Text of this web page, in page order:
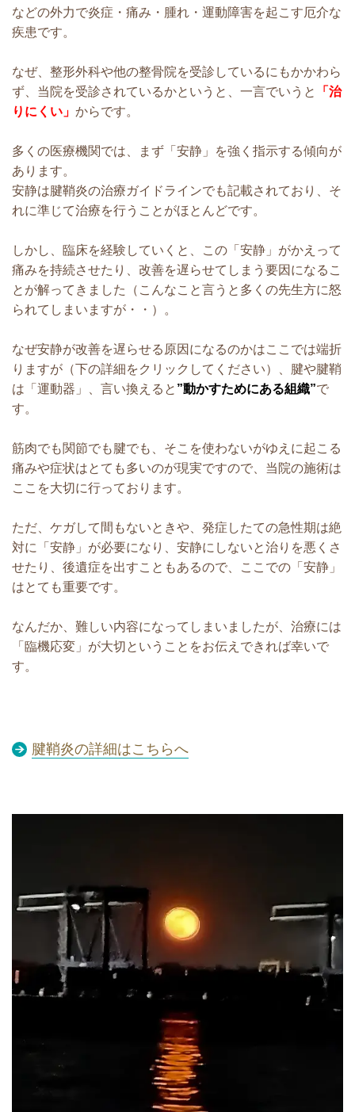
などの外力で炎症・痛み・腫れ・運動障害を起こす厄介な
疾患です。
なぜ、整形外科や他の整骨院を受診しているにもかかわら
ず、当院を受診されているかというと、一言でいうと
「治
りにくい」 からです。
多くの医療機関では、まず「安静」を強く指示する傾向が
あります。
安静は腱鞘炎の治療ガイドラインでも記載されており、そ
れに準じて治療を行うことがほとんどです。
しかし、臨床を経験していくと、この「安静」がかえって
痛みを持続させたり、改善を遅らせてしまう要因になるこ
とが解ってきました（こんなこと言うと多くの先生方に怒
られてしまいますが・・）。
なぜ安静が改善を遅らせる原因になるのかはここでは端折
りますが（下の詳細をクリックしてください）、腱や腱鞘
は「運動器」、言い換えると ”動かすためにある組織”で
す。
筋肉でも関節でも腱でも、そこを使わないがゆえに起こる
痛みや症状はとても多いのが現実ですので、当院の施術は
ここを大切に行っております。
ただ、ケガして間もないときや、発症したての急性期は絶
対に「安静」が必要になり、安静にしないと治りを悪くさ
せたり、後遺症を出すこともあるので、ここでの「安静」
はとても重要です。
なんだか、難しい内容になってしまいましたが、治療には
「臨機応変」が大切ということをお伝えできれば幸いで
す。
腱鞘炎の詳細はこちらへ